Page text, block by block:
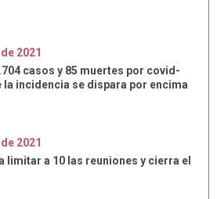
de 2021
casos y 85 muertes por covid-
la incidencia se dispara por encima
de 2021
limitar a 10 las reuniones y cierra el